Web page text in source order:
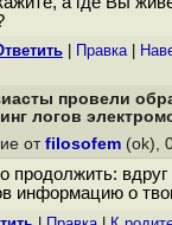
Правка|
провели
логов
от filosofem (ok),
продолжить: вдруг
информацию о